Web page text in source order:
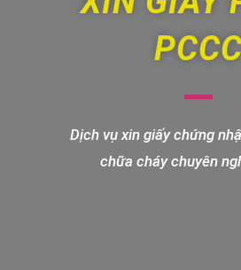
PCCC
Dịch vụ xin giấy chứng
chữa cháy chuyên